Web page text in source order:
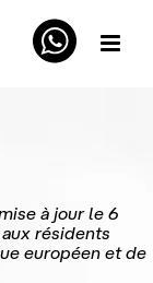
à jour le 6
résidents
européen et de